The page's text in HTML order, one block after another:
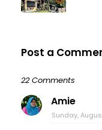
Post a
22 Comments
Amie
Sunday,